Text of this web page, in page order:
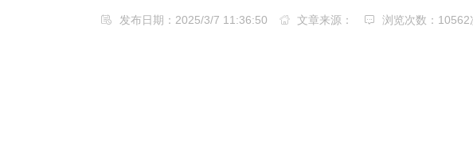
发布日期：2025/3/7 11:36:50 文章来源： 浏览次数： 10562